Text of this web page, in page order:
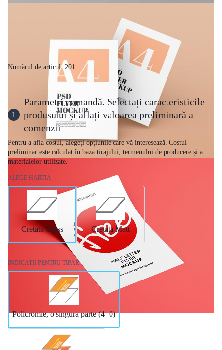
Numărul de articol: 201
1
Parametri comandă. Selectați caracteristicile
produsului și aflați valoarea preliminară a
comenzii
Pentru a afla costul, alegeți opțiunile care vă interesează. Costul
preliminar este calculat în baza tirajului, termenului de producere și a
materialelor utilizate.
ALEGE HARTIA
Cretata Gloss Cretata Matt
INDICATII PENTRU TIPAR
Policromie, o singura parte (4+0)